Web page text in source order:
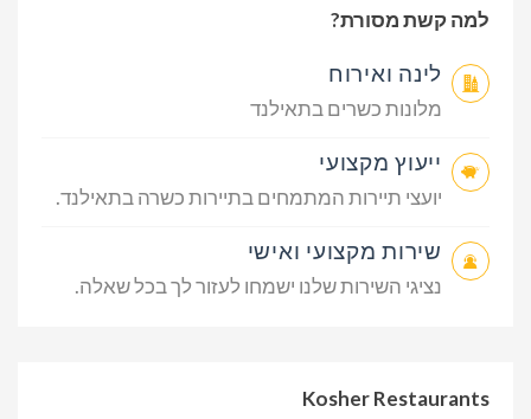
למה קשת מסורת?
לינה ואירוח
מלונות כשרים בתאילנד
ייעוץ מקצועי
יועצי תיירות המתמחים בתיירות כשרה בתאילנד.
שירות מקצועי ואישי
נציגי השירות שלנו ישמחו לעזור לך בכל שאלה.
Kosher Restaurants